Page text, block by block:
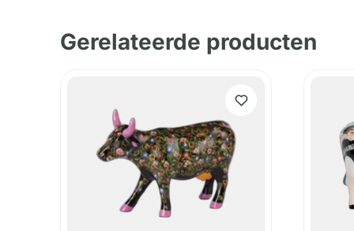
Gerelateerde producten